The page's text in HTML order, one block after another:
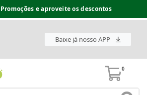
e aproveite os descontos
Baixe já nosso APP
0